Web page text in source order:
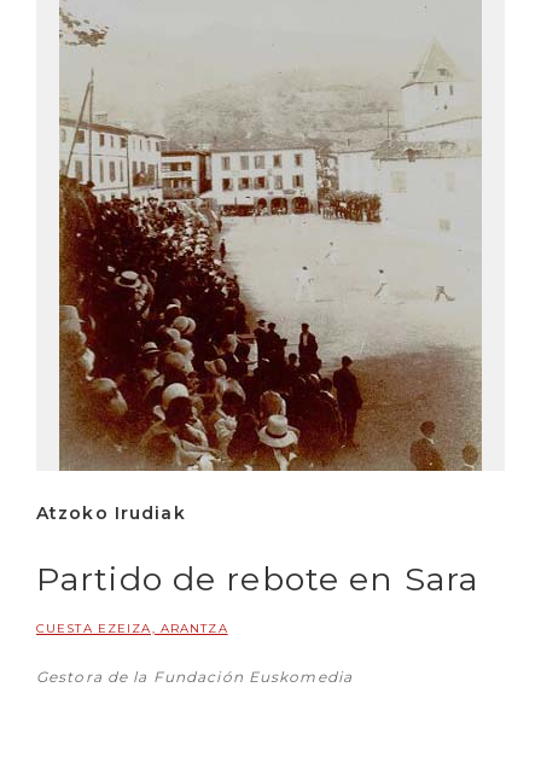
Atzoko Irudiak
Partido de rebote en Sara
CUESTA EZEIZA, ARANTZA
Gestora de la Fundación Euskomedia